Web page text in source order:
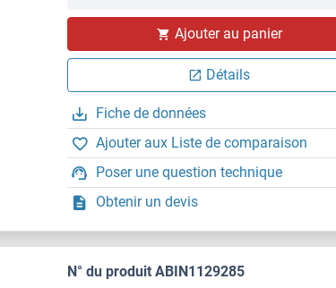
Ajouter au panier
Détails
Fiche de données
Ajouter aux Liste de comparaison
Poser une question technique
Obtenir un devis
N° du produit ABIN1129285